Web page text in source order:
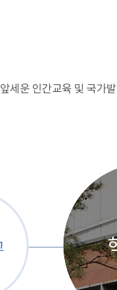
세운 인간교육 및 국가